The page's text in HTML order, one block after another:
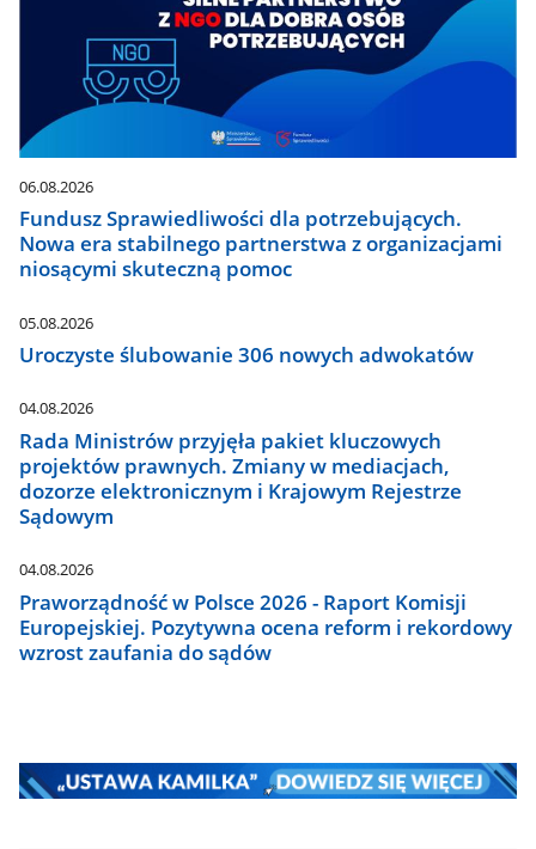
06.08.2026
Fundusz Sprawiedliwości dla potrzebujących.
Nowa era stabilnego partnerstwa z organizacjami
niosącymi skuteczną pomoc
05.08.2026
Uroczyste ślubowanie 306 nowych adwokatów
04.08.2026
Rada Ministrów przyjęła pakiet kluczowych
projektów prawnych. Zmiany w mediacjach,
dozorze elektronicznym i Krajowym Rejestrze
Sądowym
04.08.2026
Praworządność w Polsce 2026 - Raport Komisji
Europejskiej. Pozytywna ocena reform i rekordowy
wzrost zaufania do sądów